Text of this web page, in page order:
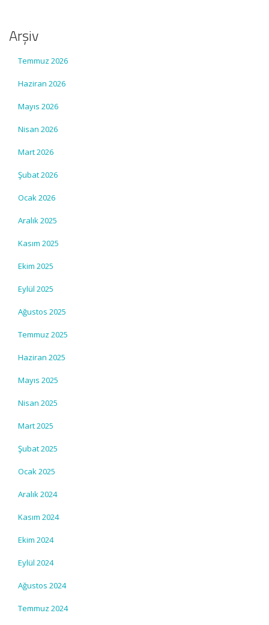
Arşiv
Temmuz 2026
Haziran 2026
Mayıs 2026
Nisan 2026
Mart 2026
Şubat 2026
Ocak 2026
Aralık 2025
Kasım 2025
Ekim 2025
Eylül 2025
Ağustos 2025
Temmuz 2025
Haziran 2025
Mayıs 2025
Nisan 2025
Mart 2025
Şubat 2025
Ocak 2025
Aralık 2024
Kasım 2024
Ekim 2024
Eylül 2024
Ağustos 2024
Temmuz 2024